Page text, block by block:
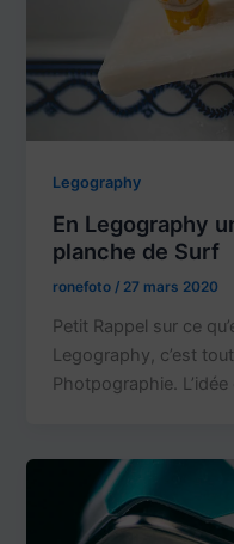
Legography
En Legography
planche de Surf
ronefoto/ 27 mars 2020
Petit Rappel sur ce
Legography, c’est
Photpographie.